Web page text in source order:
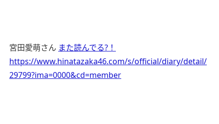
宮田愛萌さん また読んでる?！
https://www.hinatazaka46.com/s/official/diary/detail/
29799?ima=0000&cd=member